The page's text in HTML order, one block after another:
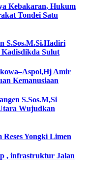
Kebakaran, Hukum
Tondei Satu
S.Sos.M.Si.Hadiri
Sulut
Amir
Kemanusiaan
S.Sos.M,Si
Wujudkan
Yongki Limen
, infrastruktur Jalan